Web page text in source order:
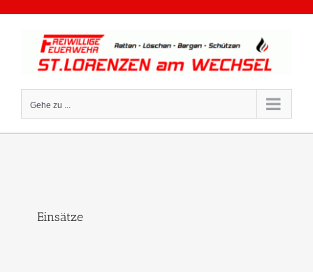
Inhalt
springen
Gehe zu ...
Einsätze